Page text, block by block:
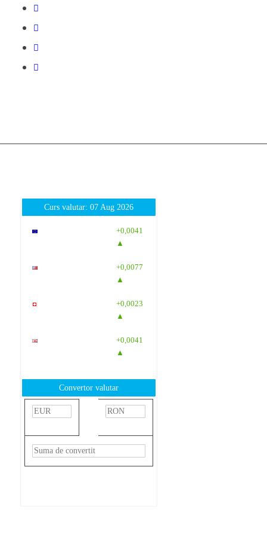
Curs valutar: 07 Aug 2026
+0,0041
▲
+0,0077
▲
+0,0023
▲
+0,0041
▲
Convertor valutar